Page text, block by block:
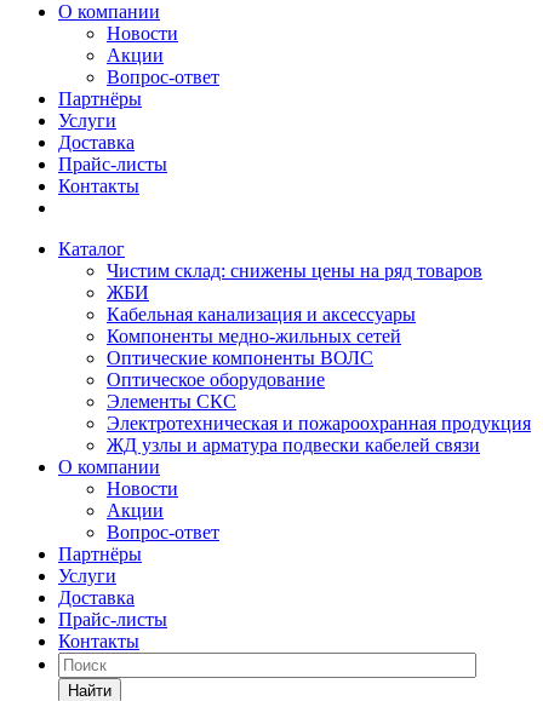
О компании
Новости
Акции
Вопрос-ответ
Партнёры
Услуги
Доставка
Прайс-листы
Контакты
Каталог
Чистим склад: снижены цены на ряд товаров
ЖБИ
Кабельная канализация и аксессуары
Компоненты медно-жильных сетей
Оптические компоненты ВОЛС
Оптическое оборудование
Элементы СКС
Электротехническая и пожароохранная продукция
ЖД узлы и арматура подвески кабелей связи
О компании
Новости
Акции
Вопрос-ответ
Партнёры
Услуги
Доставка
Прайс-листы
Контакты
Найти